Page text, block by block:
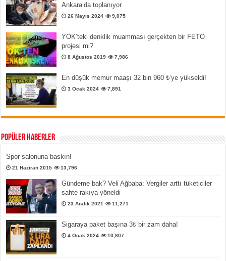
Ankara’da toplanıyor
26 Mayıs 2024 9,075
YÖK’teki denklik muamması gerçekten bir FETÖ
projesi mi?
8 Ağustos 2019 7,986
En düşük memur maaşı 32 bin 960 ₺’ye yükseldi!
3 Ocak 2024 7,891
Popüler Haberler
Spor salonuna baskın!
21 Haziran 2015 13,796
Gündeme bak? Veli Ağbaba: Vergiler arttı tüketiciler
sahte rakıya yöneldi
23 Aralık 2021 11,271
Sigaraya paket başına 3₺ bir zam daha!
4 Ocak 2024 10,807